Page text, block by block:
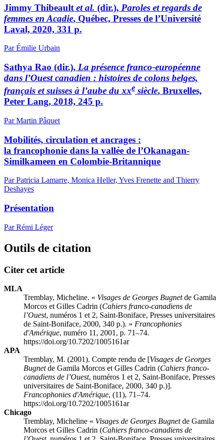
Jimmy Thibeault et al. (dir.), Paroles et regards de
femmes en Acadie, Québec, Presses de l’Université
Laval, 2020, 331 p.
Par Émilie Urbain
Sathya Rao (dir.), La présence franco-européenne
dans l’Ouest canadien : histoires de colons belges,
français et suisses à l’aube duxxe siècle, Bruxelles,
Peter Lang, 2018, 245 p.
Par Martin Pâquet
Mobilités, circulation et ancrages :
la francophonie dans la vallée de l’Okanagan-
Similkameen en Colombie-Britannique
Par Patricia Lamarre, Monica Heller, Yves Frenette and Thierry
Deshayes
Présentation
Par Rémi Léger
Outils de citation
Citer cet article
MLA
Tremblay, Micheline. « Visages de Georges Bugnetde Gamila
Morcos et Gilles Cadrin (Cahiers franco-canadiens de
l’Ouest, numéros 1 et 2, Saint-Boniface, Presses universitaires
de Saint-Boniface, 2000, 340 p.). » Francophonies
d'Amérique, numéro 11, 2001, p. 71–74.
https://doi.org/10.7202/1005161ar
APA
Tremblay, M. (2001). Compte rendu de [Visages de Georges
Bugnetde Gamila Morcos et Gilles Cadrin (Cahiers franco-
canadiens de l’Ouest, numéros 1 et 2, Saint-Boniface, Presses
universitaires de Saint-Boniface, 2000, 340 p.)].
Francophonies d'Amérique, (11), 71–74.
https://doi.org/10.7202/1005161ar
Chicago
Tremblay, Micheline « Visages de Georges Bugnetde Gamila
Morcos et Gilles Cadrin (Cahiers franco-canadiens de